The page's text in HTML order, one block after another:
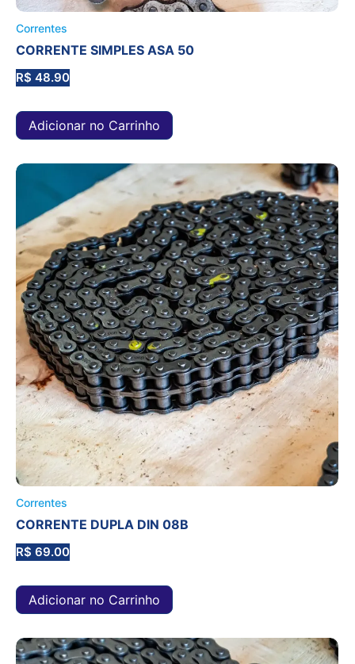
Correntes
CORRENTE SIMPLES ASA 50
R$ 48.90
Adicionar no Carrinho
Correntes
CORRENTE DUPLA DIN 08B
R$ 69.00
Adicionar no Carrinho